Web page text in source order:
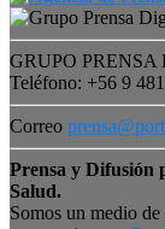
GRUPO
Teléfono: +56 9
Correo
Prensa y Difusión
Salud.
Somos un medio